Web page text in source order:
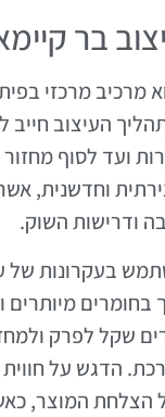
בר
מרכיב מרכזי
העיצוב
ועד לסוף
וחדשנית,
ודרישות השוק.
בעקרונות של
מיותרים
שקל לפרק
הדגש על
המוצר,